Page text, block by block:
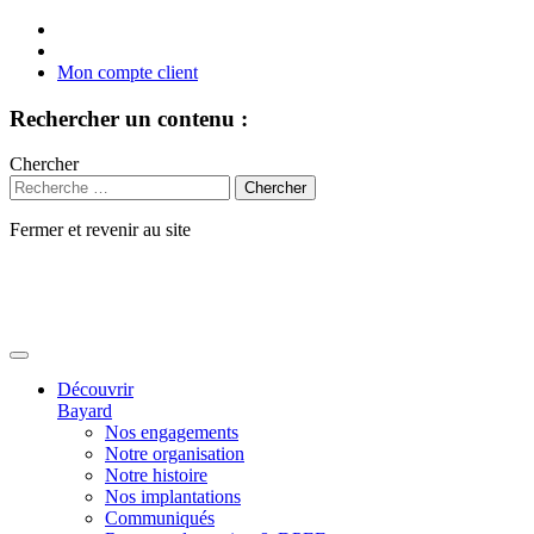
Mon compte client
Rechercher un contenu :
Chercher
Fermer et revenir au site
Découvrir
Bayard
Nos engagements
Notre organisation
Notre histoire
Nos implantations
Communiqués